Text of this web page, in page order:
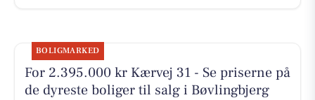
BOLIGMARKED
For 2.395.000 kr Kærvej 31 - Se priserne på
de dyreste boliger til salg i Bøvlingbjerg